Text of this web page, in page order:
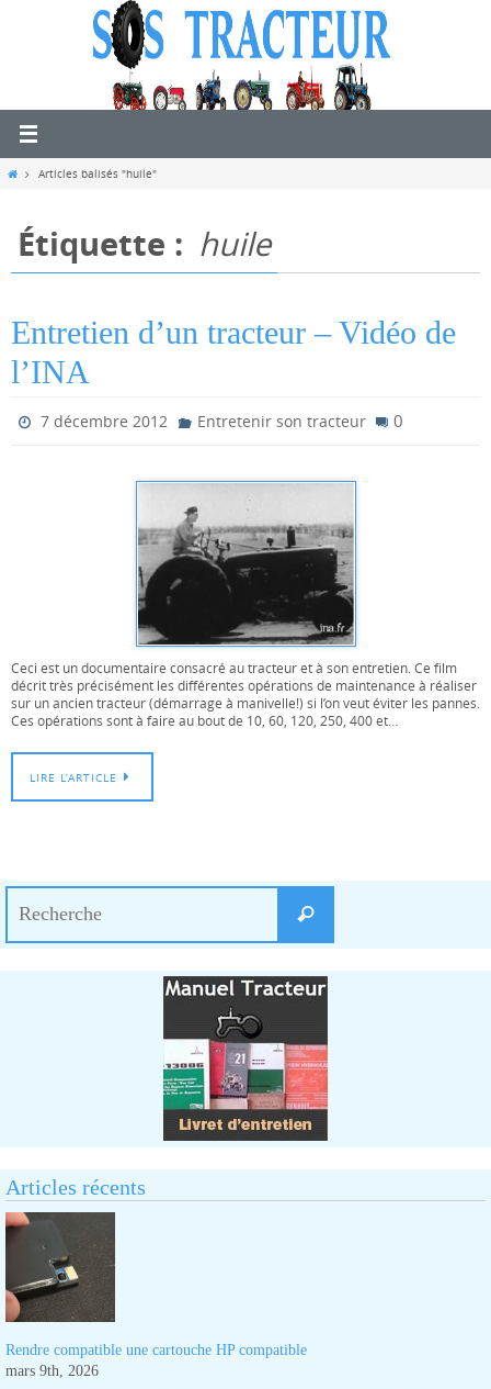
HomeArticles balisés "huile"
Étiquette : huile
Entretien d’un tracteur – Vidéo de
l’INA
7 décembre 2012 Entretenir son tracteur 0
Ceci est un documentaire consacré au tracteur et à son entretien. Ce film
décrit très précisément les différentes opérations de maintenance à réaliser
sur un ancien tracteur (démarrage à manivelle!) si l’on veut éviter les pannes.
Ces opérations sont à faire au bout de 10, 60, 120, 250, 400 et…
LIRE L’ARTICLE
Recherche
Articles récents
Rendre compatible une cartouche HP compatible
mars 9th, 2026